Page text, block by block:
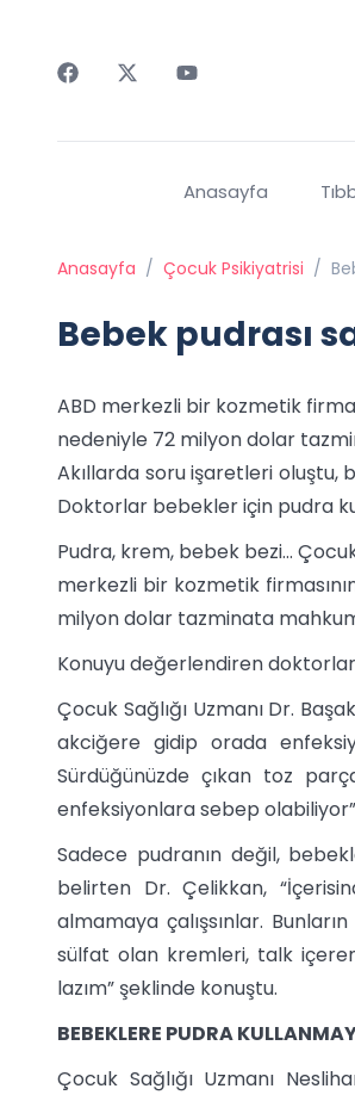
Anasayfa
Anasayfa / Çocuk Psikiyatrisi /
Bebek pudrası
ABD merkezli bir kozmetik
nedeniyle 72 milyon dolar
Akıllarda soru işaretleri oluştu,
Doktorlar bebekler için pudra
Pudra, krem, bebek bezi...
merkezli bir kozmetik
milyon dolar tazminata
Konuyu değerlendiren
Çocuk Sağlığı Uzmanı Dr.
akciğere gidip orada
Sürdüğünüzde çıkan toz
enfeksiyonlara sebep
Sadece pudranın değil,
belirten Dr. Çelikkan,
almamaya çalışsınlar.
sülfat olan kremleri, talk
lazım” şeklinde konuştu.
BEBEKLERE PUDRA
Çocuk Sağlığı Uzmanı